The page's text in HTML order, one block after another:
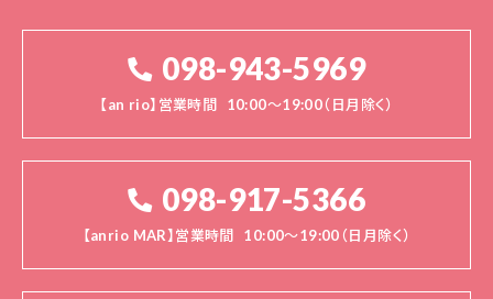
098-943-5969
【an rio】営業時間 10:00～19:00（日月除く）
098-917-5366
【anrio MAR】営業時間 10:00～19:00（日月除く）